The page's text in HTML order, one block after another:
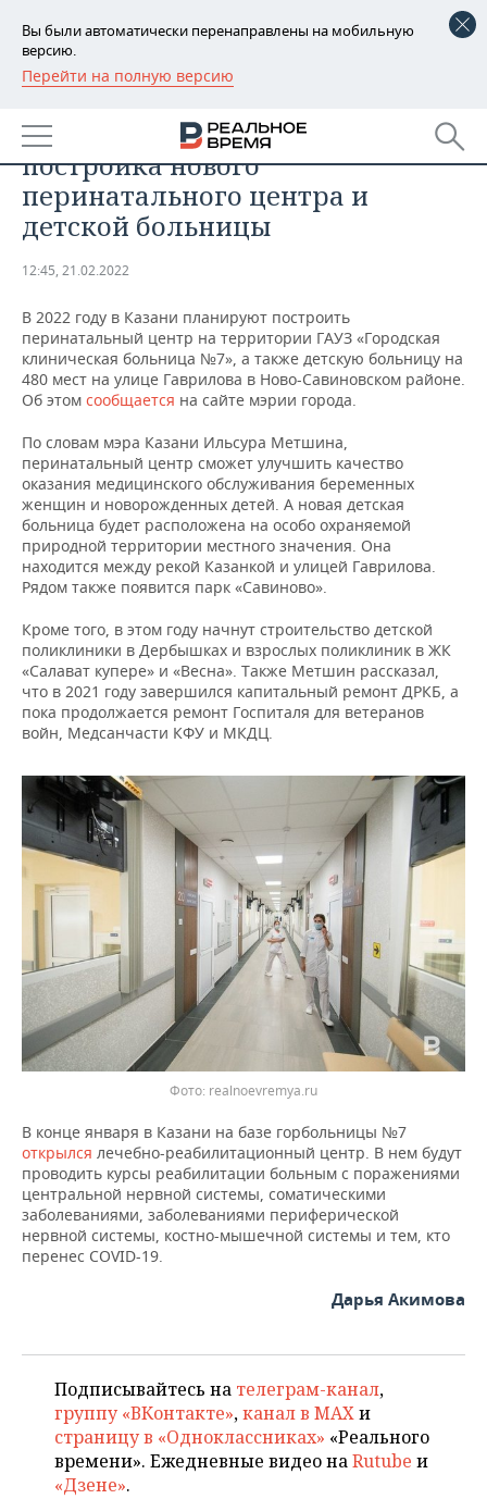
Вы были автоматически перенаправлены на мобильную
версию.
Перейти на полную версию
РЕГИОНЫ
БАШКОРТОСТАН
ТАТАРСТАН
УДМУРТИЯ
НОВОСТИ
АНАЛИТИКА
НОВОСТИ АНАЛИТИКИ
ДЕКЛАРАЦИИ О ДОХОДАХ
КОРОЛИ ГОСЗАКАЗА ПФО
ВУЗЫ ТАТАРСТАНА
ТОРГОВЫЕ ЦЕНТРЫ
ТАТАРСТАНА
ЭКОНОМИКА
НОВОСТИ ЭКОНОМИКИ
ФИНАНСЫ
БАНКИ
ИНВЕСТИЦИИ
ПРОМЫШЛЕННОСТЬ
НОВОСТИ
ПРОМЫШЛЕННОСТИ
АГРОПРОМ
МАШИНОСТРОЕНИЕ
НЕФТЕХИМИЯ
НЕФТЬ
ОПК
ЭНЕРГЕТИКА
НЕДВИЖИМОСТЬ
НОВОСТИ НЕДВИЖИМОСТИ
АВТО
НОВОСТИ БИЗНЕСА
РОЗНИЧНАЯ ТОРГОВЛЯ
ТРАНСПОРТ
УСЛУГИ
ТЕХНОЛОГИИ
НОВОСТИ ТЕХНОЛОГИЙ
IT
МЕДИА
ТЕЛЕКОММУНИКАЦИИ
МЕРОПРИЯТИЯ
НОВОСТИ МЕРОПРИЯТИЙ
ВЫЕЗДНАЯ РЕДАКЦИЯ
БИЗНЕС-БРАНЧИ
ONLINE-КОНФЕРЕНЦИИ
ОТКРЫТАЯ ЛЕКЦИЯ
СПОРТ
НОВОСТИ СПОРТА
ФУТБОЛ
ХОККЕЙ
БАСКЕТБОЛ
ВОЛЕЙБОЛ
КИБЕРСПОРТ
ФИГУРНОЕ КАТАНИЕ
ВОДНЫЕ ВИДЫ СПОРТА
ХОККЕЙ С МЯЧОМ
ОБЩЕСТВО
НОВОСТИ ОБЩЕСТВА
ВЛАСТЬ
ИНФРАСТРУКТУРА
ИСТОРИЯ
МЕДИЦИНА
ОБРАЗОВАНИЕ
ПРОИСШЕСТВИЯ
ФОТОГАЛЕРЕЯ
СЮЖЕТЫ
СПРАВОЧНИК
СПИСОК ПЕРСОН
СПИСОК КОМПАНИЙ
ПОЛНАЯ ВЕРСИЯ
В Казани планируется
постройка нового
перинатального центра и
детской больницы
12:45, 21.02.2022
В 2022 году в Казани планируют построить
перинатальный центр на территории ГАУЗ «Городская
клиническая больница №7», а также детскую больницу на
480 мест на улице Гаврилова в Ново-Савиновском районе.
Об этом сообщается на сайте мэрии города.
По словам мэра Казани Ильсура Метшина,
перинатальный центр сможет улучшить качество
оказания медицинского обслуживания беременных
женщин и новорожденных детей. А новая детская
больница будет расположена на особо охраняемой
природной территории местного значения. Она
находится между рекой Казанкой и улицей Гаврилова.
Рядом также появится парк «Савиново».
Кроме того, в этом году начнут строительство детской
поликлиники в Дербышках и взрослых поликлиник в ЖК
«Салават купере» и «Весна». Также Метшин рассказал,
что в 2021 году завершился капитальный ремонт ДРКБ, а
пока продолжается ремонт Госпиталя для ветеранов
войн, Медсанчасти КФУ и МКДЦ.
Фото: realnoevremya.ru
В конце января в Казани на базе горбольницы №7
открылся лечебно-реабилитационный центр. В нем будут
проводить курсы реабилитации больным с поражениями
центральной нервной системы, соматическими
заболеваниями, заболеваниями периферической
нервной системы, костно-мышечной системы и тем, кто
перенес COVID-19.
Дарья Акимова
Подписывайтесь на телеграм-канал,
группу «ВКонтакте»,канал в MAXи
страницу в «Одноклассниках» «Реального
времени». Ежедневные видео наRutube и
«Дзене».